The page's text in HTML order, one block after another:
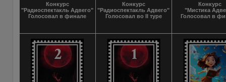
Конкурс
"Радиоспектакль Адвего"
Голосовал в финале
Конкурс
"Радиоспектакль Адвего"
Голосовал во II туре
Конкурс
"Мистика
Голосовал в